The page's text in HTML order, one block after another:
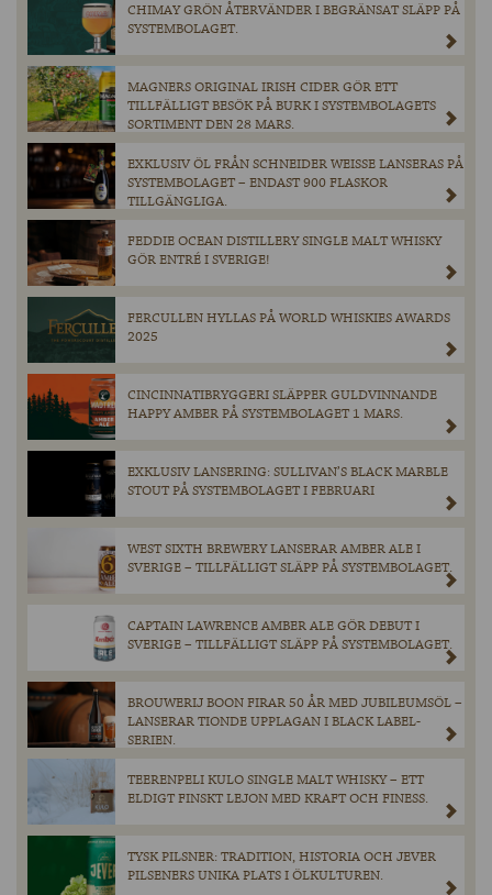
CHIMAY GRÖN ÅTERVÄNDER I BEGRÄNSAT SLÄPP PÅ
SYSTEMBOLAGET.
MAGNERS ORIGINAL IRISH CIDER GÖR ETT
TILLFÄLLIGT BESÖK PÅ BURK I SYSTEMBOLAGETS
SORTIMENT DEN 28 MARS.
EXKLUSIV ÖL FRÅN SCHNEIDER WEISSE LANSERAS PÅ
SYSTEMBOLAGET – ENDAST 900 FLASKOR
TILLGÄNGLIGA.
FEDDIE OCEAN DISTILLERY SINGLE MALT WHISKY
GÖR ENTRÉ I SVERIGE!
FERCULLEN HYLLAS PÅ WORLD WHISKIES AWARDS
2025
CINCINNATIBRYGGERI SLÄPPER GULDVINNANDE
HAPPY AMBER PÅ SYSTEMBOLAGET 1 MARS.
EXKLUSIV LANSERING: SULLIVAN’S BLACK MARBLE
STOUT PÅ SYSTEMBOLAGET I FEBRUARI
WEST SIXTH BREWERY LANSERAR AMBER ALE I
SVERIGE – TILLFÄLLIGT SLÄPP PÅ SYSTEMBOLAGET.
CAPTAIN LAWRENCE AMBER ALE GÖR DEBUT I
SVERIGE – TILLFÄLLIGT SLÄPP PÅ SYSTEMBOLAGET.
BROUWERIJ BOON FIRAR 50 ÅR MED JUBILEUMSÖL –
LANSERAR TIONDE UPPLAGAN I BLACK LABEL-
SERIEN.
TEERENPELI KULO SINGLE MALT WHISKY – ETT
ELDIGT FINSKT LEJON MED KRAFT OCH FINESS.
TYSK PILSNER: TRADITION, HISTORIA OCH JEVER
PILSENERS UNIKA PLATS I ÖLKULTUREN.